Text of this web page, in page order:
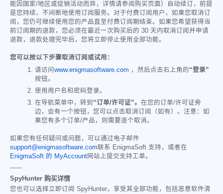
能因国家/地区或促销活动而异，详情请参阅购买页面）自动续订，前提
是您持续、不间断地使用订阅服务。对于付费订阅用户，如果您取消订
阅，您仍可继续使用您的产品直至付费订阅期结束。如果您希望获得当
前订阅期的退款，您必须在最近一次购买后的 30 天内取消订阅并申请
退款，退款处理完毕后，您将立即停止使用全部功能。
您可以按以下步骤取消订阅或试用：
请访问www.enigmasoftware.com ，然后点击右上角的“登录”
按钮。
使用用户名和密码登录。
在导航菜单中，转到 “订单/许可证”。 在您的订单/许可证旁
边，会有一个按钮，您可以点击取消订阅（如有）。注意：如
果您有多个订单/产品，则需要逐个取消。
如果您有任何疑问或问题，可以通过电子邮件
support@enigmasoftware.com联系 EnigmaSoft 支持，或者在
EnigmaSoft 的 MyAccount网站上提交支持工单。
------
SpyHunter 购买详情
您也可以选择立即订阅 SpyHunter，享受其全部功能，包括恶意软件清